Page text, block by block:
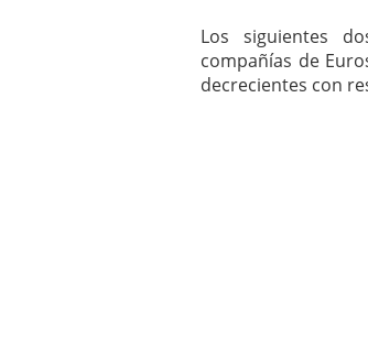
Los siguientes
compañías de
decrecientes con